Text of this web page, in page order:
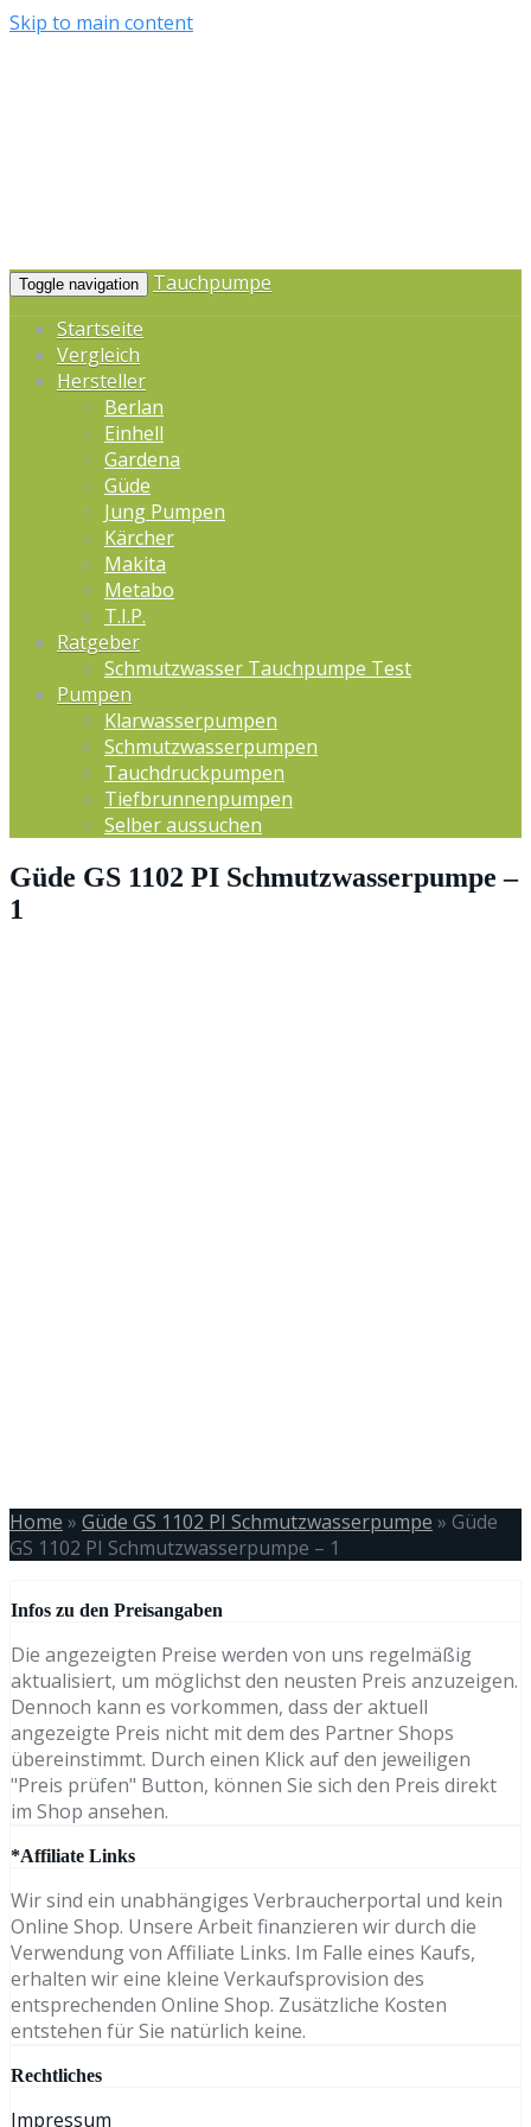
Skip to main content
Toggle navigation
Tauchpumpe
Startseite
Vergleich
Hersteller
Berlan
Einhell
Gardena
Güde
Jung Pumpen
Kärcher
Makita
Metabo
T.I.P.
Ratgeber
Schmutzwasser Tauchpumpe Test
Pumpen
Klarwasserpumpen
Schmutzwasserpumpen
Tauchdruckpumpen
Tiefbrunnenpumpen
Selber aussuchen
Güde GS 1102 PI Schmutzwasserpumpe –
1
Home » Güde GS 1102 PI Schmutzwasserpumpe » Güde
GS 1102 PI Schmutzwasserpumpe – 1
Infos zu den Preisangaben
Die angezeigten Preise werden von uns regelmäßig
aktualisiert, um möglichst den neusten Preis anzuzeigen.
Dennoch kann es vorkommen, dass der aktuell
angezeigte Preis nicht mit dem des Partner Shops
übereinstimmt. Durch einen Klick auf den jeweiligen
"Preis prüfen" Button, können Sie sich den Preis direkt
im Shop ansehen.
*Affiliate Links
Wir sind ein unabhängiges Verbraucherportal und kein
Online Shop. Unsere Arbeit finanzieren wir durch die
Verwendung von Affiliate Links. Im Falle eines Kaufs,
erhalten wir eine kleine Verkaufsprovision des
entsprechenden Online Shop. Zusätzliche Kosten
entstehen für Sie natürlich keine.
Rechtliches
Impressum